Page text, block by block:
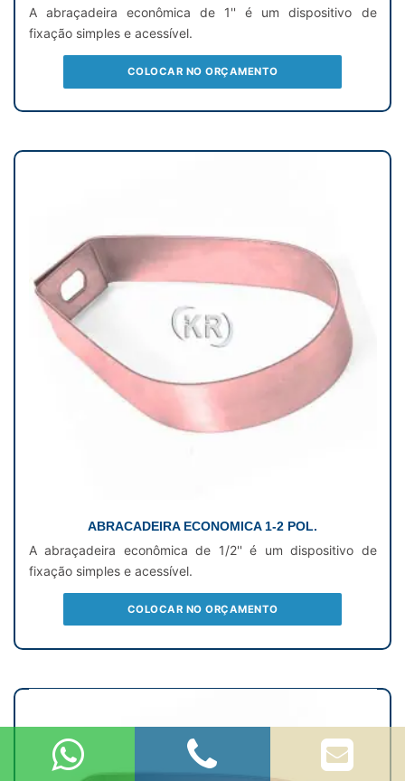
A abraçadeira econômica de 1'' é um dispositivo de
fixação simples e acessível.
COLOCAR NO ORÇAMENTO
ABRACADEIRA ECONOMICA 1-2 POL.
A abraçadeira econômica de 1/2'' é um dispositivo de
fixação simples e acessível.
COLOCAR NO ORÇAMENTO